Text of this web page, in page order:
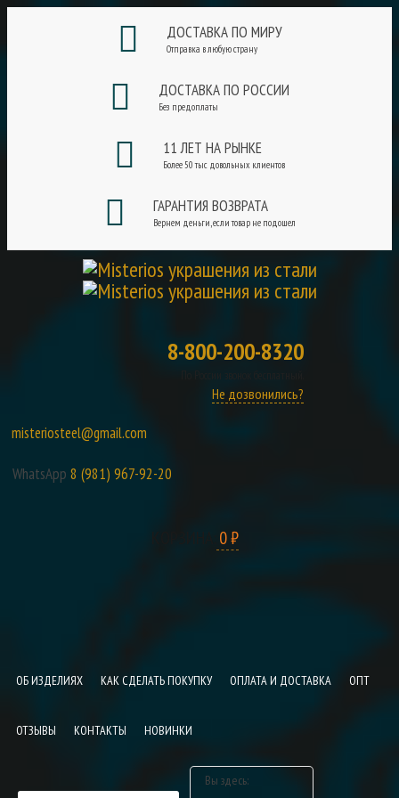
ДОСТАВКА ПО МИРУ
Отправка в любую страну
ДОСТАВКА ПО РОССИИ
Без предоплаты
11 ЛЕТ НА РЫНКЕ
Более 50 тыс довольных клиентов
ГАРАНТИЯ ВОЗВРАТА
Вернем деньги, если товар не подошел
8-800-200-8320
Не дозвонились?
misteriosteel@gmail.com
WhatsApp 8 (981) 967-92-20
0 ₽
ОБ ИЗДЕЛИЯХ КАК СДЕЛАТЬ ПОКУПКУ ОПЛАТА И ДОСТАВКА ОПТ
ОТЗЫВЫ КОНТАКТЫ НОВИНКИ
Вы здесь: